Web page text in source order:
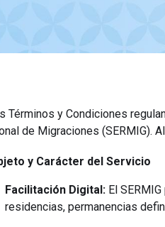
Términos y Condiciones
de Migraciones (SERMIG).
y Carácter del Servicio
Facilitación Digital: El
residencias, permanencias